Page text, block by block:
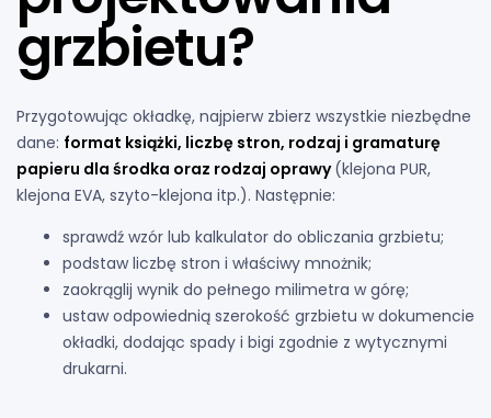
grzbietu?
Przygotowując okładkę, najpierw zbierz wszystkie niezbędne
dane: format książki, liczbę stron, rodzaj i gramaturę
papieru dla środka oraz rodzaj oprawy(klejona PUR,
klejona EVA, szyto-klejona itp.). Następnie:
sprawdź wzór lub kalkulator do obliczania grzbietu;
podstaw liczbę stron i właściwy mnożnik;
zaokrąglij wynik do pełnego milimetra w górę;
ustaw odpowiednią szerokość grzbietu w dokumencie
okładki, dodając spady i bigi zgodnie z wytycznymi
drukarni.